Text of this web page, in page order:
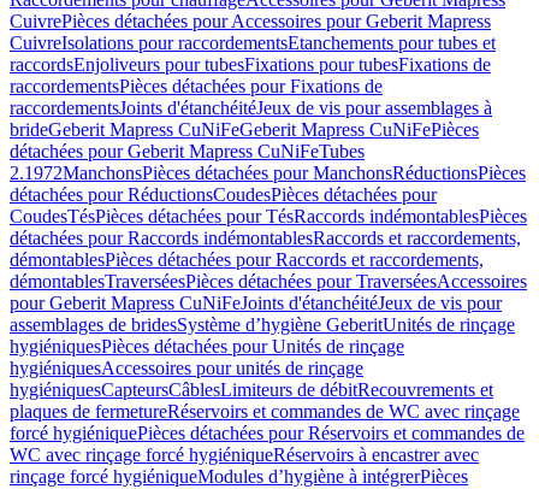
CuivrePièces détachées pour Accessoires pour Geberit Mapress
CuivreIsolations pour raccordementsEtanchements pour tubes et
raccordsEnjoliveurs pour tubesFixations pour tubesFixations de
raccordementsPièces détachées pour Fixations de
raccordementsJoints d'étanchéitéJeux de vis pour assemblages à
brideGeberit Mapress CuNiFeGeberit Mapress CuNiFePièces
détachées pour Geberit Mapress CuNiFeTubes
2.1972ManchonsPièces détachées pour ManchonsRéductionsPièces
détachées pour RéductionsCoudesPièces détachées pour
CoudesTésPièces détachées pour TésRaccords indémontablesPièces
détachées pour Raccords indémontablesRaccords et raccordements,
démontablesPièces détachées pour Raccords et raccordements,
démontablesTraverséesPièces détachées pour TraverséesAccessoires
pour Geberit Mapress CuNiFeJoints d'étanchéitéJeux de vis pour
assemblages de bridesSystème d’hygiène GeberitUnités de rinçage
hygiéniquesPièces détachées pour Unités de rinçage
hygiéniquesAccessoires pour unités de rinçage
hygiéniquesCapteursCâblesLimiteurs de débitRecouvrements et
plaques de fermetureRéservoirs et commandes de WC avec rinçage
forcé hygiéniquePièces détachées pour Réservoirs et commandes de
WC avec rinçage forcé hygiéniqueRéservoirs à encastrer avec
rinçage forcé hygiéniqueModules d’hygiène à intégrerPièces